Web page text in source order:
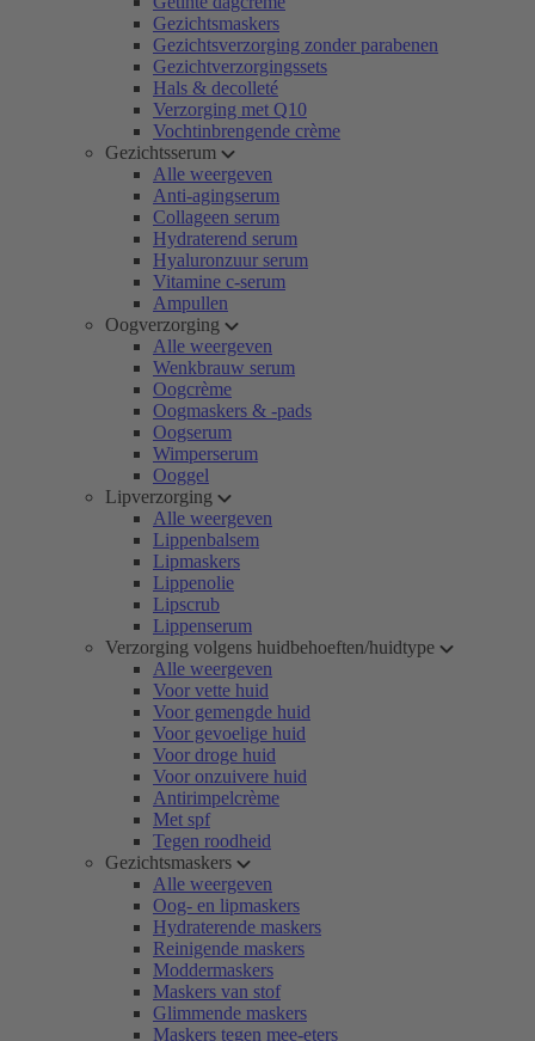
Gezichtsmaskers
Gezichtsverzorging zonder parabenen
Gezichtverzorgingssets
Hals & decolleté
Verzorging met Q10
Vochtinbrengende crème
Gezichtsserum
Alle weergeven
Anti-agingserum
Collageen serum
Hydraterend serum
Hyaluronzuur serum
Vitamine c-serum
Ampullen
Oogverzorging
Alle weergeven
Wenkbrauw serum
Oogcrème
Oogmaskers & -pads
Oogserum
Wimperserum
Ooggel
Lipverzorging
Alle weergeven
Lippenbalsem
Lipmaskers
Lippenolie
Lipscrub
Lippenserum
Verzorging volgens huidbehoeften/huidtype
Alle weergeven
Voor vette huid
Voor gemengde huid
Voor gevoelige huid
Voor droge huid
Voor onzuivere huid
Antirimpelcrème
Met spf
Tegen roodheid
Gezichtsmaskers
Alle weergeven
Oog- en lipmaskers
Hydraterende maskers
Reinigende maskers
Moddermaskers
Maskers van stof
Glimmende maskers
Maskers tegen mee-eters